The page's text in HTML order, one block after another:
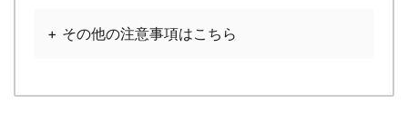
+ その他の注意事項はこちら